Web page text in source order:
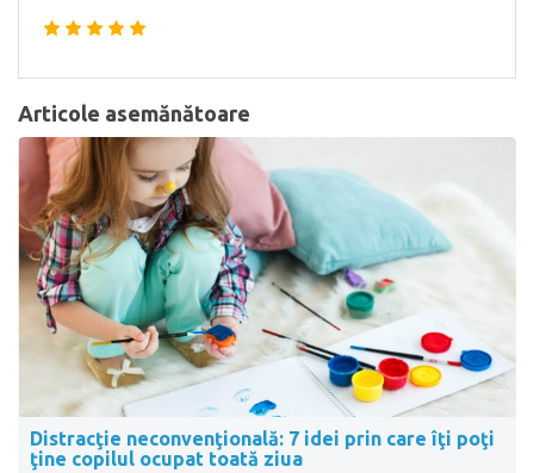
Articole asemănătoare
Distracţie neconvenţională: 7 idei prin care îţi poţi
ţine copilul ocupat toată ziua